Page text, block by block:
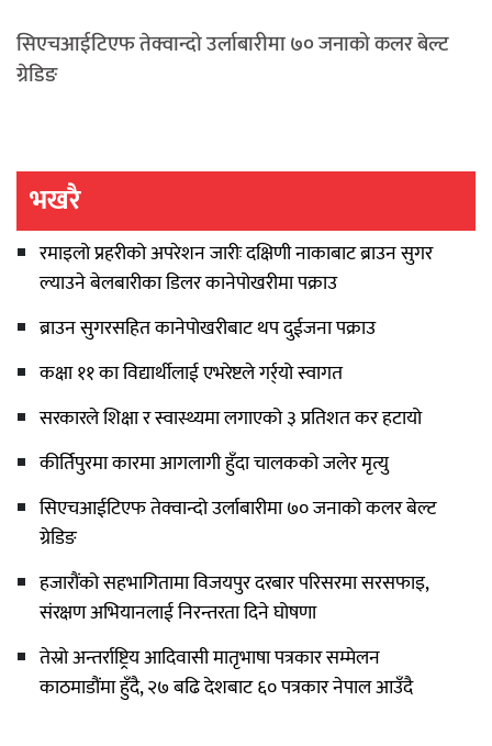
सिएचआईटिएफ तेक्वान्दो उर्लाबारीमा ७० जनाको कलर बेल्ट
ग्रेडिङ
भखरै
रमाइलो प्रहरीको अपरेशन जारीः दक्षिणी नाकाबाट ब्राउन सुगर
ल्याउने बेलबारीका डिलर कानेपोखरीमा पक्राउ
ब्राउन सुगरसहित कानेपोखरीबाट थप दुईजना पक्राउ
कक्षा ११ का विद्यार्थीलाई एभरेष्टले गर्र्यो स्वागत
सरकारले शिक्षा र स्वास्थ्यमा लगाएको ३ प्रतिशत कर हटायो
कीर्तिपुरमा कारमा आगलागी हुँदा चालकको जलेर मृत्यु
सिएचआईटिएफ तेक्वान्दो उर्लाबारीमा ७० जनाको कलर बेल्ट
ग्रेडिङ
हजारौंको सहभागितामा विजयपुर दरबार परिसरमा सरसफाइ,
संरक्षण अभियानलाई निरन्तरता दिने घोषणा
तेस्रो अन्तर्राष्ट्रिय आदिवासी मातृभाषा पत्रकार सम्मेलन
काठमाडौंमा हुँदै, २७ बढि देशबाट ६० पत्रकार नेपाल आउँदै